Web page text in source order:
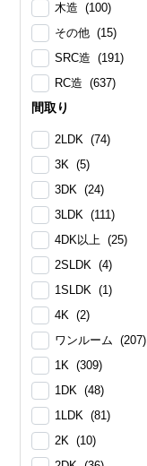
木造 (100)
その他 (15)
SRC造 (191)
RC造 (637)
間取り
2LDK (74)
3K (5)
3DK (24)
3LDK (111)
4DK以上 (25)
2SLDK (4)
1SLDK (1)
4K (2)
ワンルーム (207)
1K (309)
1DK (48)
1LDK (81)
2K (10)